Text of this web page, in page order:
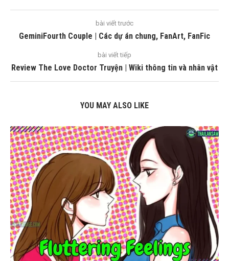
bài viết trước
GeminiFourth Couple | Các dự án chung, FanArt, FanFic
bài viết tiếp
Review The Love Doctor Truyện | Wiki thông tin và nhân vật
YOU MAY ALSO LIKE